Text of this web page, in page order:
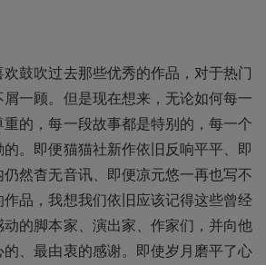
鼓吹过去那些优秀的作品，对于热门
一顾。但是现在想来，无论如何每一
的，每一段故事都是特别的，每一个
。即便猫猫社新作依旧反响平平、即
然杳无音讯、即便凉元悠一再也写不
品，我想我们依旧应该记得这些曾经
的脚本家、演出家、作家们，并向他
、最由衷的感谢。即使岁月磨平了心